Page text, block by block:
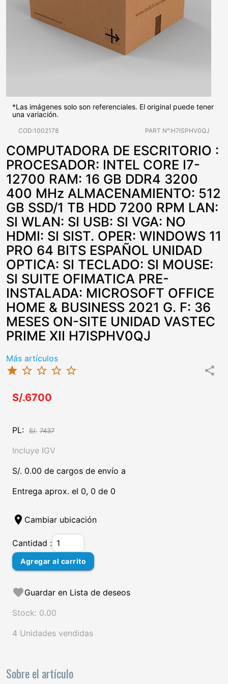
*Las imágenes solo son referenciales. El original puede tener
una variación.
COD:1002178 PART N°:H7ISPHV0QJ
COMPUTADORA DE ESCRITORIO :
PROCESADOR: INTEL CORE I7-
12700 RAM: 16 GB DDR4 3200
400 MHz ALMACENAMIENTO: 512
GB SSD/1 TB HDD 7200 RPM LAN:
SI WLAN: SI USB: SI VGA: NO
HDMI: SI SIST. OPER: WINDOWS 11
PRO 64 BITS ESPAÑOL UNIDAD
OPTICA: SI TECLADO: SI MOUSE:
SI SUITE OFIMATICA PRE-
INSTALADA: MICROSOFT OFFICE
HOME & BUSINESS 2021 G. F: 36
MESES ON-SITE UNIDAD VASTEC
PRIME XII H7ISPHV0QJ
Más artículos
star star_border star_border star_border star_border share
S/.6700
PL: S/. 7437
Incluye IGV
S/. 0.00 de cargos de envío a
Entrega aprox. el 0, 0 de 0
location_on Cambiar ubicación
Cantidad :
Agregar al carrito
favoriteGuardar en Lista de deseos
Stock: 0.00
4 Unidades vendidas
Sobre el artículo